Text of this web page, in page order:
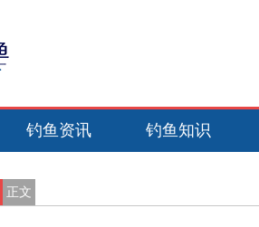
钓鱼资讯 钓鱼知识
正文